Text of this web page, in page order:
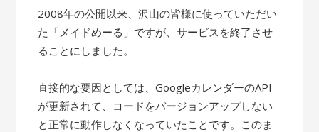
2008年の公開以来、沢山の皆様に使っていただい
た「メイドめーる」ですが、サービスを終了させ
ることにしました。
直接的な要因としては、GoogleカレンダーのAPI
が更新されて、コードをバージョンアップしない
と正常に動作しなくなっていたことです。このま